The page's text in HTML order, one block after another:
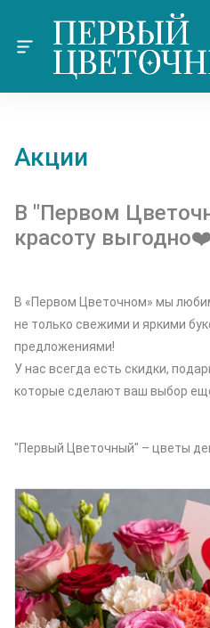
Акции
В "Первом
красоту
В «Первом Цветочном» мы
не только свежими и яркими
предложениями!
У нас всегда есть скидки,
которые сделают ваш выбор
"Первый Цветочный" – цветы